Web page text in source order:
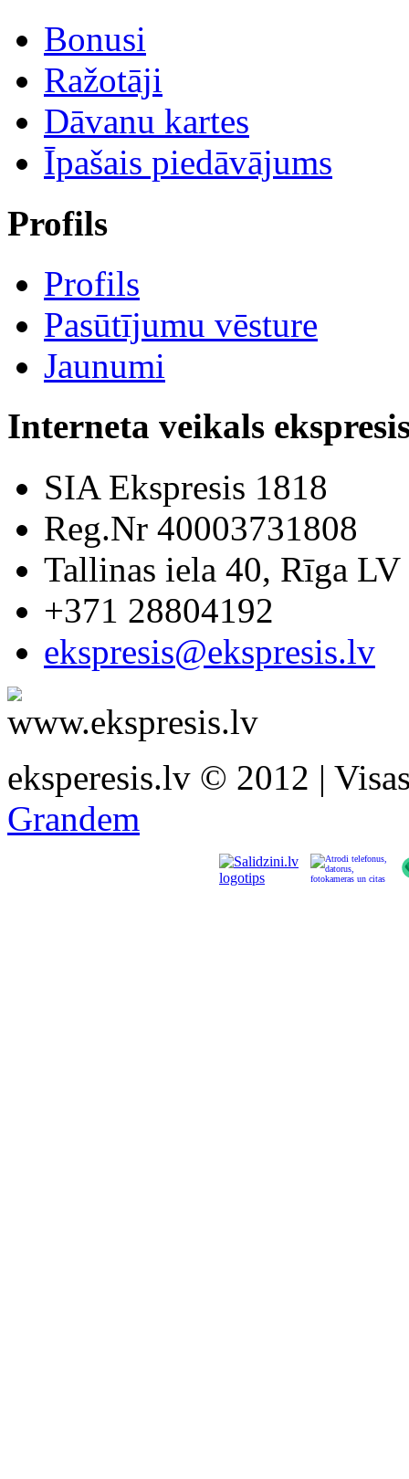
Bonusi
Ražotāji
Dāvanu kartes
Īpašais piedāvājums
Profils
Profils
Pasūtījumu vēsture
Jaunumi
Interneta veikals
SIA Ekspresis 1818
Reg.Nr 40003731808
Tallinas iela 40, Rīga LV
+371 28804192
ekspresis@ekspresis.lv
eksperesis.lv © 2012 |
Grandem